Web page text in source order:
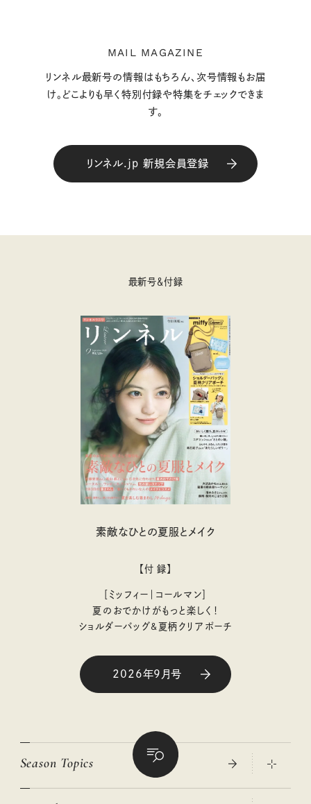
MAIL MAGAZINE
リンネル最新号の情報はもちろん、次号情報もお届
け。どこよりも早く特別付録や特集をチェックできま
す。
リンネル.jp 新規会員登録
最新号＆付録
素敵なひとの夏服とメイク
【付 録】
［ミッフィー｜コールマン］
夏のおでかけがもっと楽しく！
ショルダーバッグ&夏柄クリアポーチ
2026年9月号
Season Topics